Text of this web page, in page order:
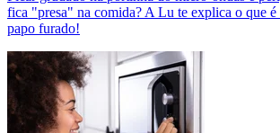
fica "presa" na comida? A Lu te explica o que é
papo furado!